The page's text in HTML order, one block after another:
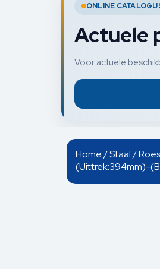
ONLINE
Actuele
Voor actuele
Home/Staal/
(Uittrek:394mm)-